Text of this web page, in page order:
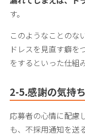
す。
このようなことのな
ドレスを見直す癖を
をするといった仕組
2-5.感謝の気持
応募者の心情に配慮
も、不採用通知を送